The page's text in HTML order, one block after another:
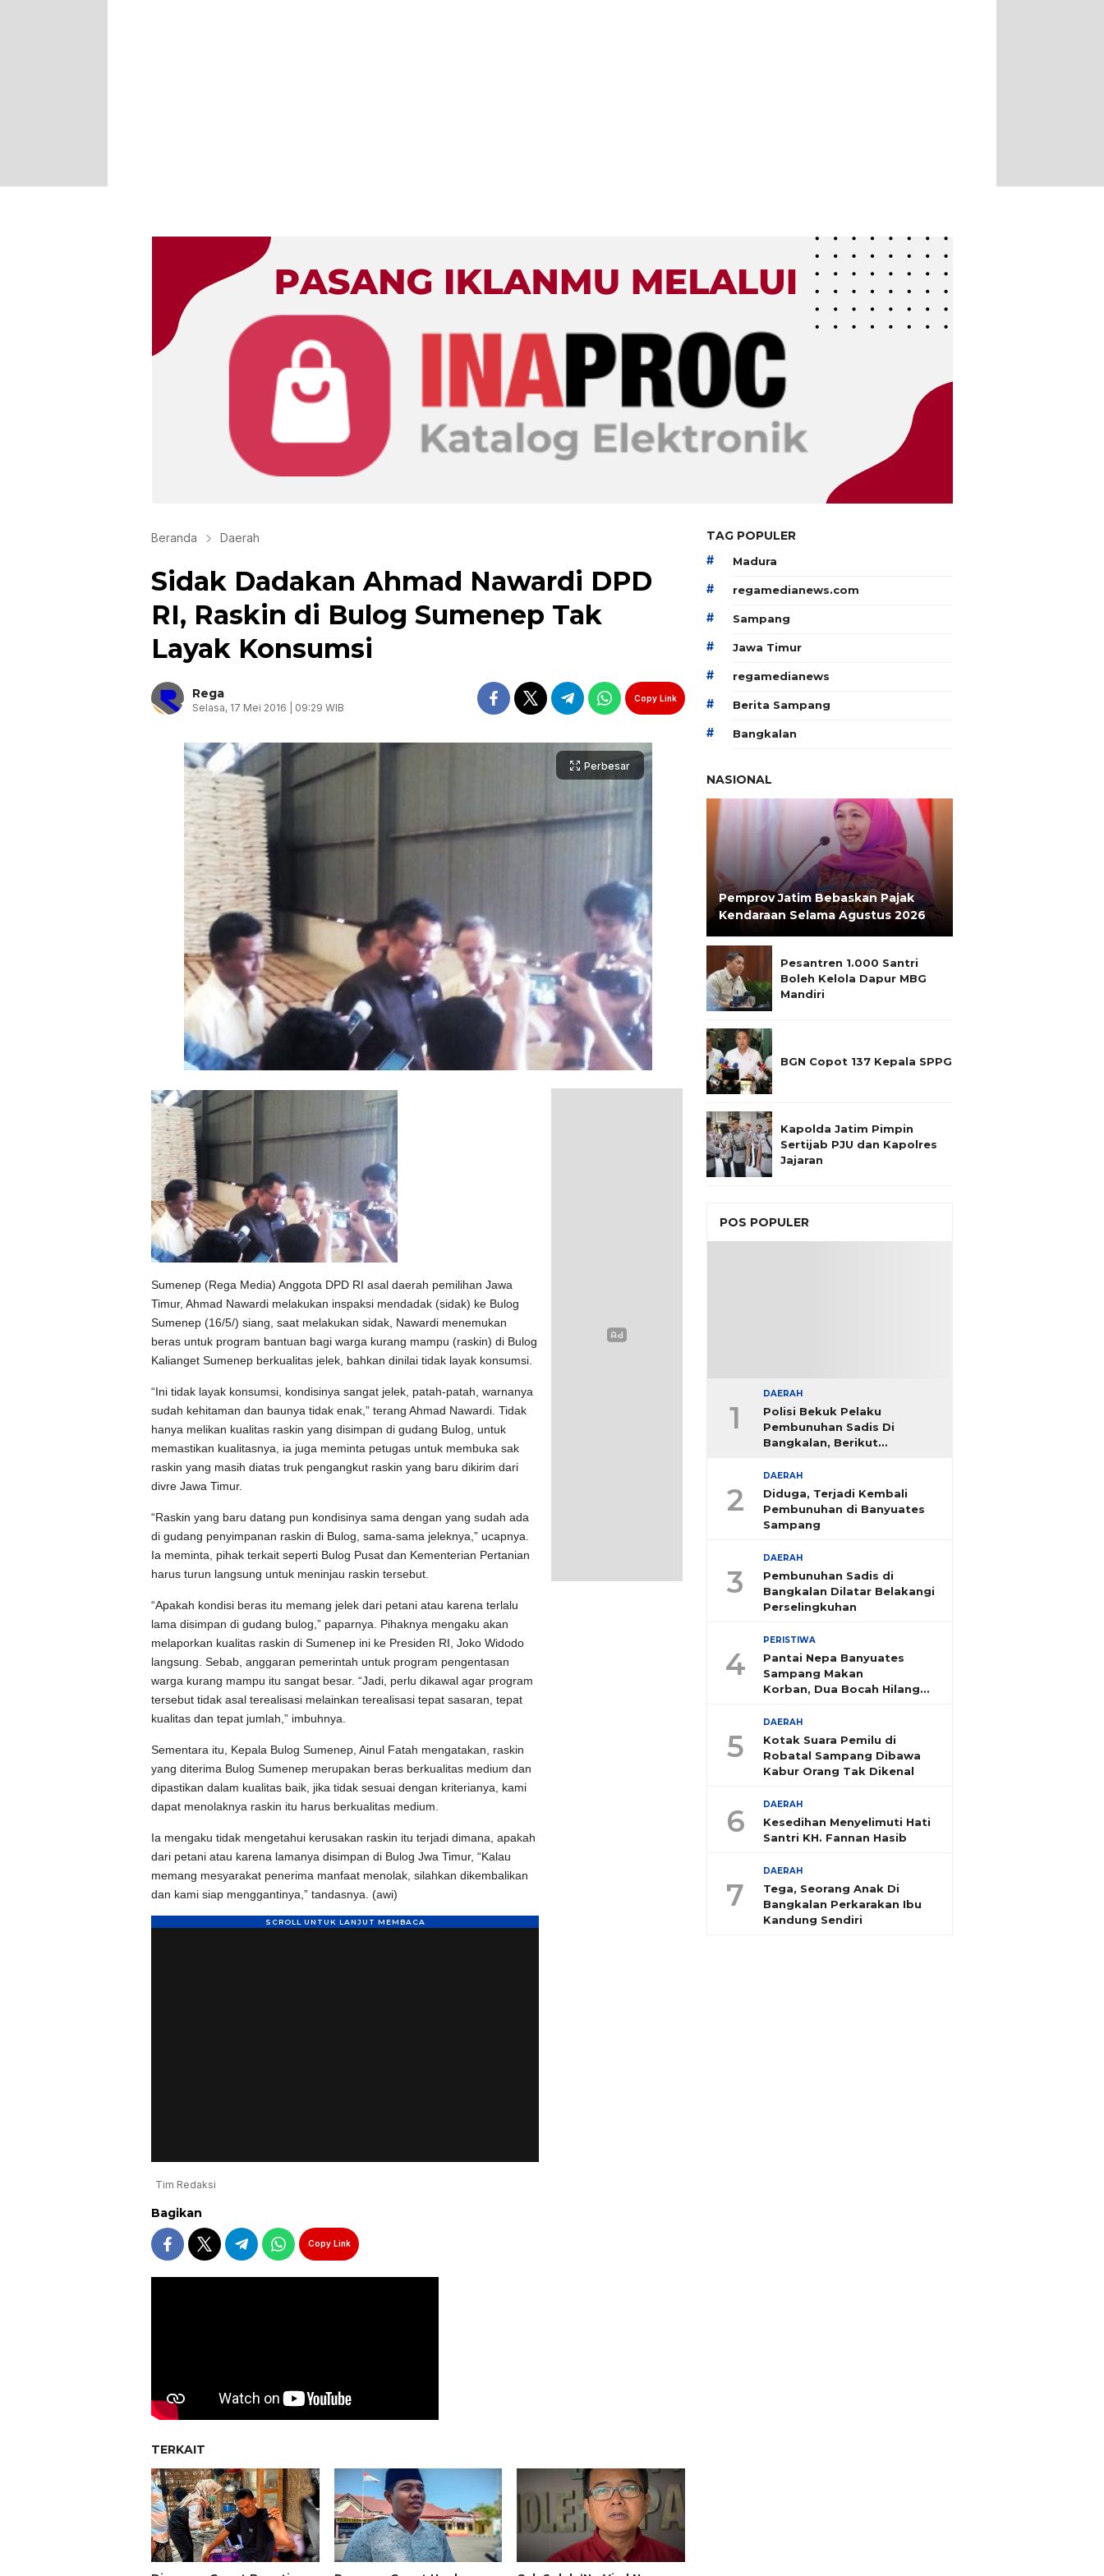
Beranda Daerah
Sidak Dadakan Ahmad Nawardi DPD
RI, Raskin di Bulog Sumenep Tak
Layak Konsumsi
Rega
Selasa, 17 Mei 2016 | 09:29 WIB
Copy Link
Perbesar
Sumenep (Rega Media) Anggota DPD RI asal daerah pemilihan Jawa
Timur, Ahmad Nawardi melakukan inspaksi mendadak (sidak) ke Bulog
Sumenep (16/5/) siang, saat melakukan sidak, Nawardi menemukan
beras untuk program bantuan bagi warga kurang mampu (raskin) di Bulog
Kalianget Sumenep berkualitas jelek, bahkan dinilai tidak layak konsumsi.
“Ini tidak layak konsumsi, kondisinya sangat jelek, patah-patah, warnanya
sudah kehitaman dan baunya tidak enak,” terang Ahmad Nawardi. Tidak
hanya melikan kualitas raskin yang disimpan di gudang Bulog, untuk
memastikan kualitasnya, ia juga meminta petugas untuk membuka sak
raskin yang masih diatas truk pengangkut raskin yang baru dikirim dari
divre Jawa Timur.
“Raskin yang baru datang pun kondisinya sama dengan yang sudah ada
di gudang penyimpanan raskin di Bulog, sama-sama jeleknya,” ucapnya.
Ia meminta, pihak terkait seperti Bulog Pusat dan Kementerian Pertanian
harus turun langsung untuk meninjau raskin tersebut.
“Apakah kondisi beras itu memang jelek dari petani atau karena terlalu
lama disimpan di gudang bulog,” paparnya. Pihaknya mengaku akan
melaporkan kualitas raskin di Sumenep ini ke Presiden RI, Joko Widodo
langsung. Sebab, anggaran pemerintah untuk program pengentasan
warga kurang mampu itu sangat besar. “Jadi, perlu dikawal agar program
tersebut tidak asal terealisasi melainkan terealisasi tepat sasaran, tepat
kualitas dan tepat jumlah,” imbuhnya.
Sementara itu, Kepala Bulog Sumenep, Ainul Fatah mengatakan, raskin
yang diterima Bulog Sumenep merupakan beras berkualitas medium dan
dipastikan dalam kualitas baik, jika tidak sesuai dengan kriterianya, kami
dapat menolaknya raskin itu harus berkualitas medium.
Ia mengaku tidak mengetahui kerusakan raskin itu terjadi dimana, apakah
dari petani atau karena lamanya disimpan di Bulog Jwa Timur, “Kalau
memang mesyarakat penerima manfaat menolak, silahkan dikembalikan
dan kami siap menggantinya,” tandasnya. (awi)
Tim Redaksi
Bagikan
Copy Link
TERKAIT
TAG POPULER
# Madura
# regamedianews.com
# Sampang
# Jawa Timur
# regamedianews
# Berita Sampang
# Bangkalan
NASIONAL
Pemprov Jatim Bebaskan Pajak
Kendaraan Selama Agustus 2026
Pesantren 1.000 Santri
Boleh Kelola Dapur MBG
Mandiri
BGN Copot 137 Kepala SPPG
Kapolda Jatim Pimpin
Sertijab PJU dan Kapolres
Jajaran
POS POPULER
1
DAERAH
Polisi Bekuk Pelaku
Pembunuhan Sadis Di
Bangkalan, Berikut
2
DAERAH
Diduga, Terjadi Kembali
Pembunuhan di Banyuates
Sampang
3
DAERAH
Pembunuhan Sadis di
Bangkalan Dilatar Belakangi
Perselingkuhan
4
PERISTIWA
Pantai Nepa Banyuates
Sampang Makan
Korban, Dua Bocah Hilang
5
DAERAH
Kotak Suara Pemilu di
Robatal Sampang Dibawa
Kabur Orang Tak Dikenal
6 DAERAH
Kesedihan Menyelimuti Hati
Santri KH. Fannan Hasib
7
DAERAH
Tega, Seorang Anak Di
Bangkalan Perkarakan Ibu
Kandung Sendiri